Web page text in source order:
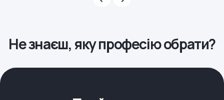
Не знаєш, яку професію обрати?